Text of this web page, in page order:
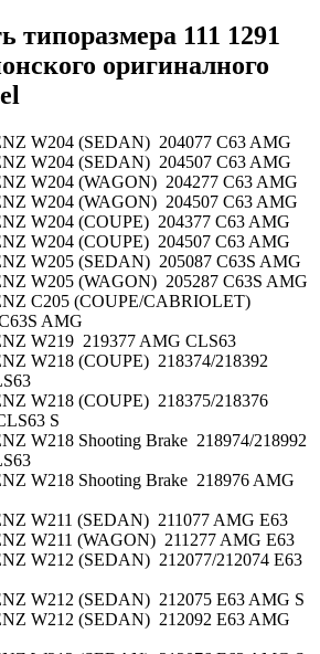
типоразмера 111 1291
оригиналного
W204 (SEDAN) 204077 C63 AMG
W204 (SEDAN) 204507 C63 AMG
W204 (WAGON) 204277 C63 AMG
W204 (WAGON) 204507 C63 AMG
W204 (COUPE) 204377 C63 AMG
W204 (COUPE) 204507 C63 AMG
W205 (SEDAN) 205087 C63S AMG
W205 (WAGON) 205287 C63S AMG
C205 (COUPE/CABRIOLET)
AMG
W219 219377 AMG CLS63
W218 (COUPE) 218374/218392
W218 (COUPE) 218375/218376
S
W218 Shooting Brake 218974/218992
W218 Shooting Brake 218976 AMG
W211 (SEDAN) 211077 AMG E63
W211 (WAGON) 211277 AMG E63
W212 (SEDAN) 212077/212074 E63
W212 (SEDAN) 212075 E63 AMG S
W212 (SEDAN) 212092 E63 AMG